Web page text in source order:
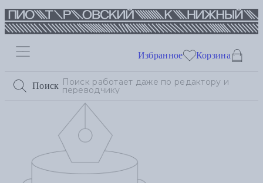
Поиск
Избранное Корзина